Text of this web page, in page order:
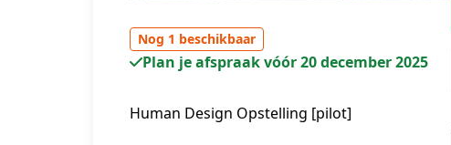
Nog 1 beschikbaar
Plan je afspraak vóór 20 december 2025
Human Design Opstelling [pilot]